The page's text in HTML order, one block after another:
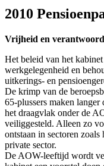
2010
Vrijheid en
Het beleid van het
werkgelegenheid en
uitkerings- en
De krimp van de
65-plussers maken
het draagvlak onder de
veiliggesteld. Alleen zo
ontstaan in sectoren
private sector.
De AOW-leeftijd wordt